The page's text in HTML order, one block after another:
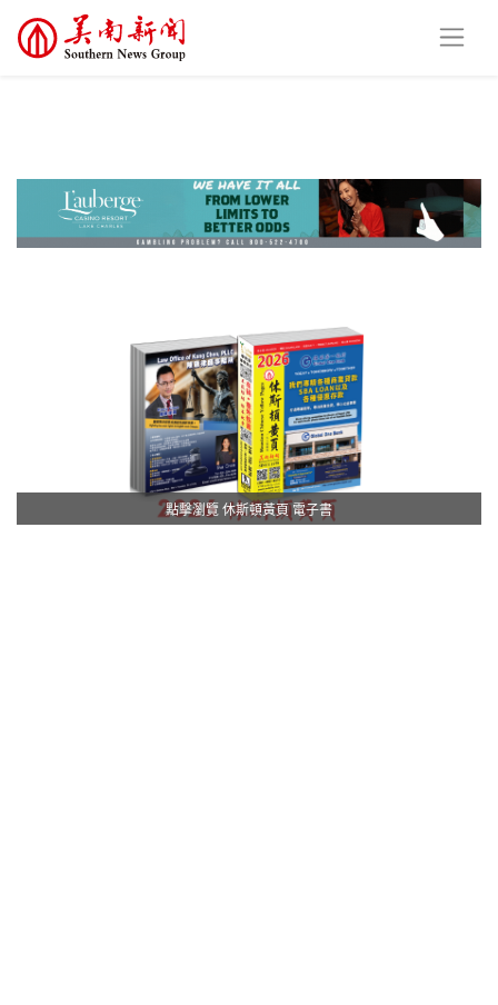
點擊瀏覽 休斯頓黃頁 電子書